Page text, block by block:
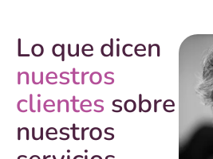
Lo que dicen
nuestros
clientes sobre
nuestros